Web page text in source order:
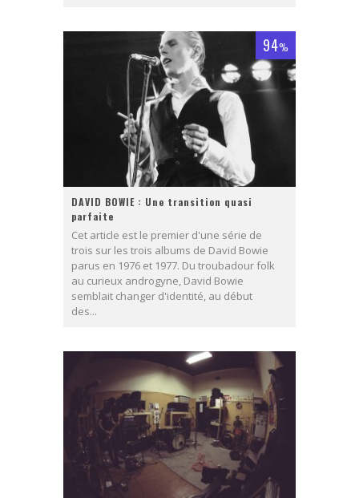
94%
DAVID BOWIE : Une transition quasi
parfaite
Cet article est le premier d'une série de
trois sur les trois albums de David Bowie
parus en 1976 et 1977. Du troubadour folk
au curieux androgyne, David Bowie
semblait changer d'identité, au début
des...